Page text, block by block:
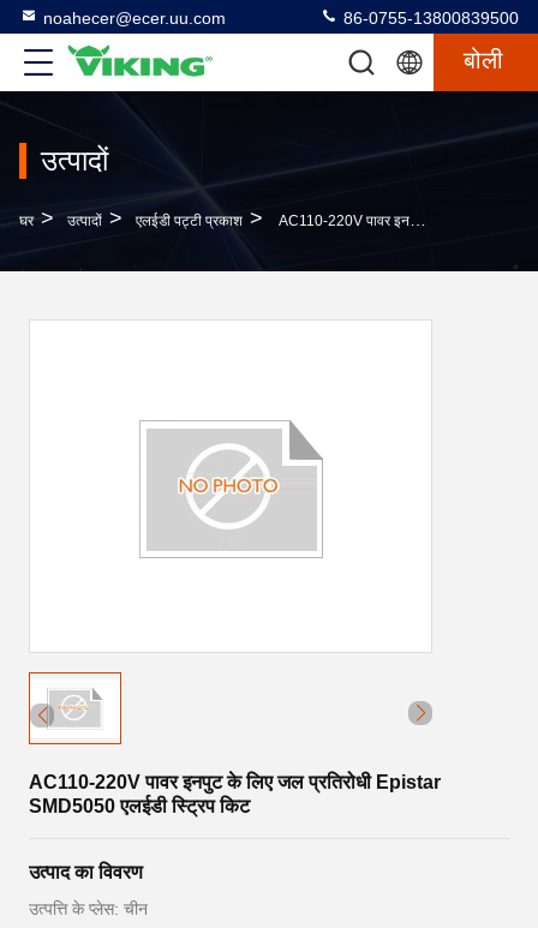
noahecer@ecer.uu.com 86-0755-13800839500
बोली
उत्पादों
घर > उत्पादों > एलईडी पट्टी प्रकाश > AC110-220V पावर इनपुट के लिए जल प्रतिरोधी Epistar SMD5050 एलईडी स्ट्रिप किट
AC110-220V पावर इनपुट के लिए जल प्रतिरोधी Epistar
SMD5050 एलईडी स्ट्रिप किट
उत्पाद का विवरण
उत्पत्ति के प्लेस: चीन